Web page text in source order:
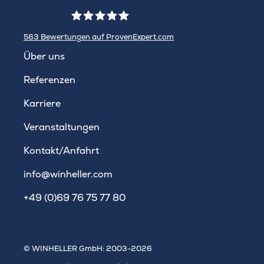
563 Bewertungen auf ProvenExpert.com
Über uns
Referenzen
Karriere
Veranstaltungen
Kontakt/Anfahrt
info@winheller.com
+49 (0)69 76 75 77 80
© WINHELLER GmbH: 2003-2026